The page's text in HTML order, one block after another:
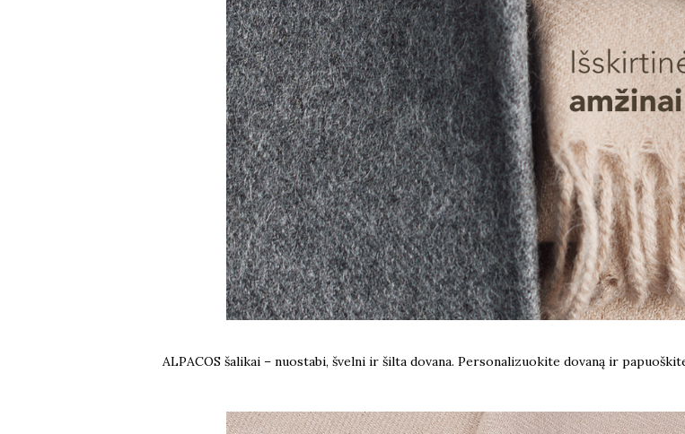
ALPACOS šalikai – nuostabi, švelni ir šilta dovana. Personalizuokite dovaną ir